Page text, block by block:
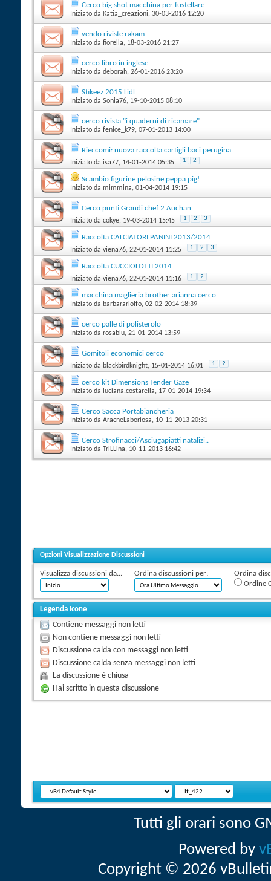
Cerco big shot macchina per fustellare
Iniziato da Katia_creazioni‎, 30-03-2016 12:20
vendo riviste rakam
Iniziato da fiorella‎, 18-03-2016 21:27
cerco libro in inglese
Iniziato da deborah‎, 26-01-2016 23:20
Stikeez 2015 Lidl
Iniziato da Sonia76‎, 19-10-2015 08:10
cerco rivista "i quaderni di ricamare"
Iniziato da fenice_k79‎, 07-01-2013 14:00
Rieccomi: nuova raccolta cartigli baci perugina.
Iniziato da isa77‎, 14-01-2014 05:35 1 2
Scambio figurine pelosine peppa pig!
Iniziato da mimmina‎, 01-04-2014 19:15
Cerco punti Grandi chef 2 Auchan
Iniziato da cokye‎, 19-03-2014 15:45 1 2 3
Raccolta CALCIATORI PANINI 2013/2014
Iniziato da viena76‎, 22-01-2014 11:25 1 2 3
Raccolta CUCCIOLOTTI 2014
Iniziato da viena76‎, 22-01-2014 11:16 1 2
macchina maglieria brother arianna cerco
Iniziato da barbarariolfo‎, 02-02-2014 18:39
cerco palle di polisterolo
Iniziato da rosablu‎, 21-01-2014 13:59
Gomitoli economici cerco
Iniziato da blackbirdknight‎, 15-01-2014 16:01 1 2
cerco kit Dimensions Tender Gaze
Iniziato da luciana.costarella‎, 17-01-2014 19:34
Cerco Sacca Portabiancheria
Iniziato da AracneLaboriosa‎, 10-11-2013 20:31
Cerco Strofinacci/Asciugapiatti natalizi..
Iniziato da TriLLina‎, 10-11-2013 16:42
Opzioni Visualizzazione Discussioni
Visualizza discussioni da... Ordina discussioni per:
Ordina
Ordine
Legenda Icone
Contiene messaggi non letti
Non contiene messaggi non letti
Discussione calda con messaggi non letti
Discussione calda senza messaggi non letti
La discussione è chiusa
Hai scritto in questa discussione
Tutti gli orari sono
Powered by
Copyright © 2026